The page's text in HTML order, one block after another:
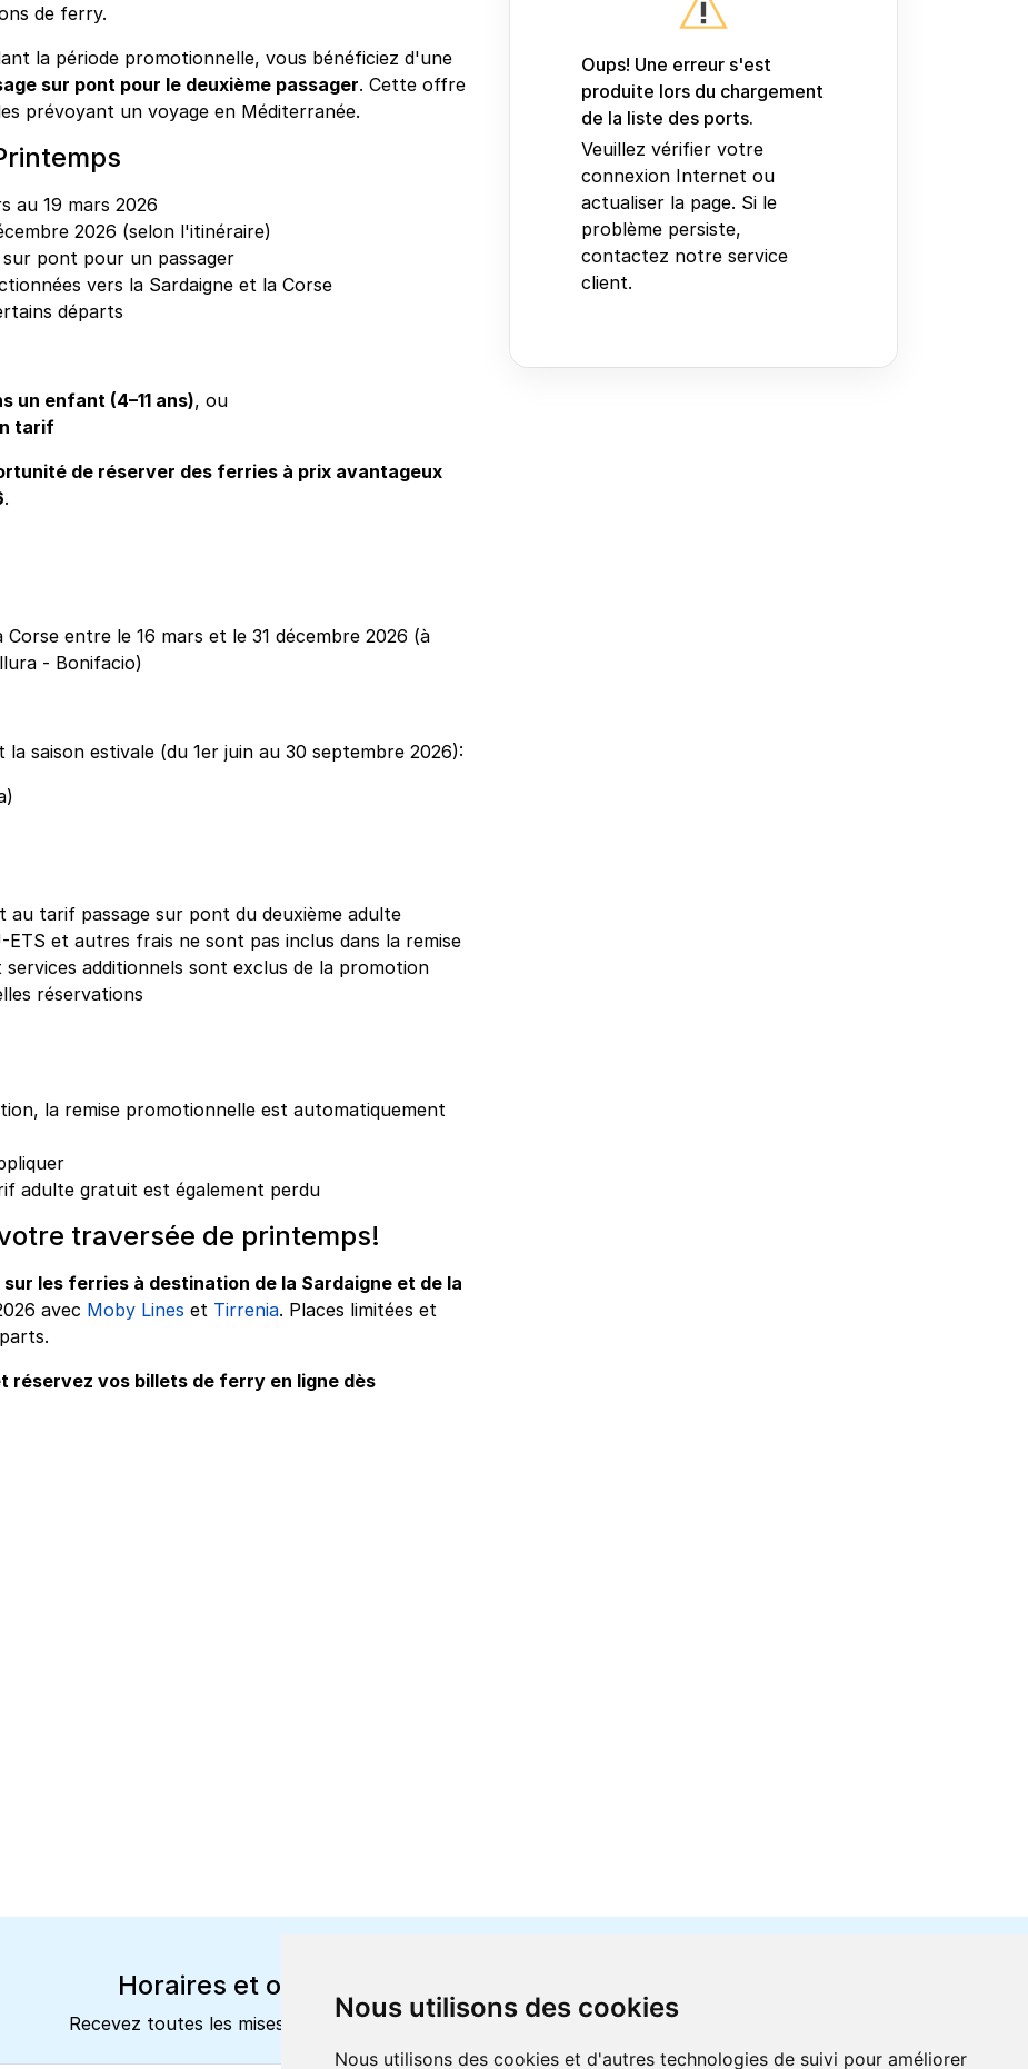
Nous utilisons des cookies
Nous utilisons des cookies et d'autres technologies de suivi pour améliorer
de ferry.
la période promotionnelle, vous bénéficiez d'une
sur pont pour le deuxième passager. Cette offre
prévoyant un voyage en Méditerranée.
au 19 mars 2026
2026 (selon l'itinéraire)
pont pour un passager
vers la Sardaigne et la Corse
départs
un enfant (4–11 ans), ou
tarif
de réserver des ferries à prix avantageux
.
entre le 16 mars et le 31 décembre 2026 (à
- Bonifacio)
saison estivale (du 1er juin au 30 septembre 2026):
au tarif passage sur pont du deuxième adulte
et autres frais ne sont pas inclus dans la remise
additionnels sont exclus de la promotion
réservations
la remise promotionnelle est automatiquement
adulte gratuit est également perdu
traversée de printemps!
les ferries à destination de la Sardaigne et de la
avec Moby Lines et Tirrenia. Places limitées et
réservez vos billets de ferry en ligne dès
Oups! Une erreur s'est
produite lors du chargement
de la liste des ports.
Veuillez vérifier votre
connexion Internet ou
actualiser la page. Si le
problème persiste,
contactez notre service
client.
Horaires et offres actuels
Recevez toutes les mises à jour dans votre e-mail